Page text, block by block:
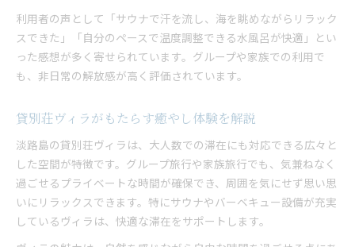
利用者の声として「サウナで汗を流し、海を眺めながらリラック
スできた」「自分のペースで温度調整できる水風呂が快適」とい
った感想が多く寄せられています。グループや家族での利用で
も、非日常の解放感が高く評価されています。
貸別荘ヴィラがもたらす癒やし体験を解説
淡路島の貸別荘ヴィラは、大人数での滞在にも対応できる広々と
した空間が特徴です。グループ旅行や家族旅行でも、気兼ねなく
過ごせるプライベートな時間が確保でき、周囲を気にせず思い思
いにリラックスできます。特にサウナやバーベキュー設備が充実
しているヴィラは、快適な滞在をサポートします。